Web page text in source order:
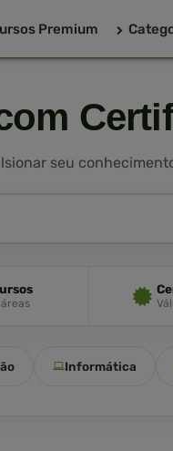
Premium
seu
Informática